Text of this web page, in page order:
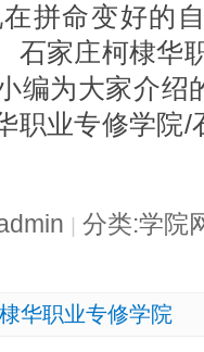
拼命变好的
石家庄柯棣华
编为大家介绍
职业专修学院
分类:学院
华职业专修学院